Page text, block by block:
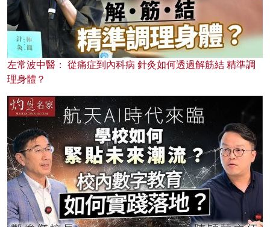
左常波中醫： 從痛症到內科病 針灸如何透過解筋結 精準調
理身體？